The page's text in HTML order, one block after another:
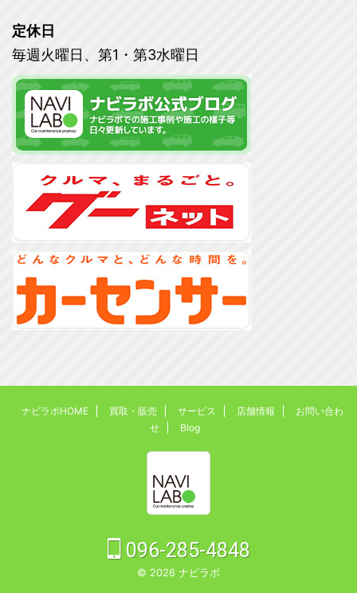
定休日
毎週火曜日、第1・第3水曜日
ナビラボHOME 買取・販売 サービス 店舗情報
お問い合わ
せ
Blog
096-285-4848
© 2026 ナビラボ